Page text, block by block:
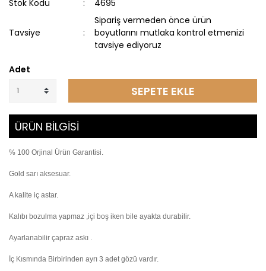
Stok Kodu
4695
Tavsiye
Sipariş vermeden önce ürün
boyutlarını mutlaka kontrol etmenizi
tavsiye ediyoruz
Adet
SEPETE EKLE
ÜRÜN BİLGİSİ
% 100 Orjinal Ürün Garantisi.
Gold sarı aksesuar.
A kalite iç astar.
Kalıbı bozulma yapmaz ,içi boş iken bile ayakta durabilir.
Ayarlanabilir çapraz askı .
İç Kısmında Birbirinden ayrı 3 adet gözü vardır.